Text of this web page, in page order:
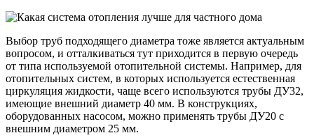
Выбор труб подходящего диаметра тоже является актуальным
вопросом, и отталкиваться тут приходится в первую очередь
от типа используемой отопительной системы. Например, для
отопительных систем, в которых используется естественная
циркуляция жидкости, чаще всего используются трубы ДУ32,
имеющие внешний диаметр 40 мм. В конструкциях,
оборудованных насосом, можно применять трубы ДУ20 с
внешним диаметром 25 мм.